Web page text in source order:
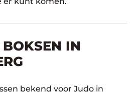
IN
bekend voor Judo in